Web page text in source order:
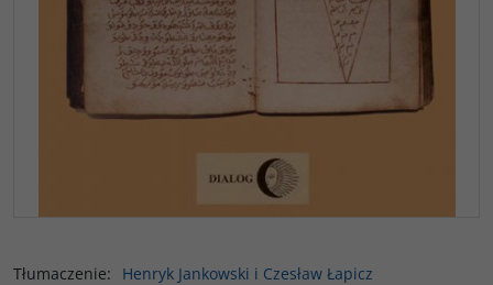
Tłumaczenie:
Henryk Jankowski i Czesław Łapicz